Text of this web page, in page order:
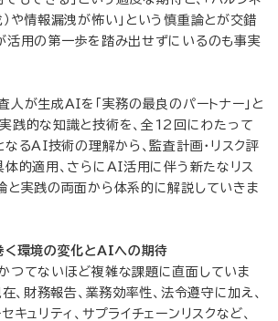
）や情報漏洩が怖い」という慎重論とが交錯
活用の第一歩を踏み出せずにいるのも事実
人が生成AIを「実務の最良のパートナー」と
践的な知識と技術を、全12回にわたって
なるAI技術の理解から、監査計画・リスク評
体的適用、さらにAI活用に伴う新たなリス
と実践の両面から体系的に解説していきま
く環境の変化とAIへの期待
つてないほど複雑な課題に直面していま
財務報告、業務効率性、法令遵守に加え、
キュリティ、サプライチェーンリスクなど、